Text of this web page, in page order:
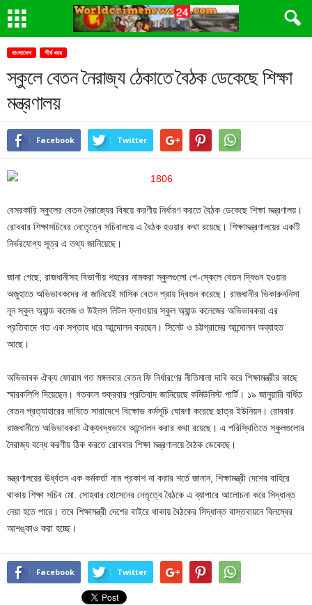
বাংলাদেশ শীর্ষ খবর
স্কুলে বেতন নৈরাজ্য ঠেকাতে বৈঠক ডেকেছে শিক্ষা
মন্ত্রণালয়
Facebook Twitter
বেসরকারি স্কুলের বেতন নৈরাজ্যের বিষয়ে করণীয় নির্ধারণ করতে বৈঠক ডেকেছে শিক্ষা মন্ত্রণালয়।
রোববার শিক্ষাসচিবের নেতেৃত্বে সচিবালয়ে এ বৈঠক হওয়ার কথা রয়েছে। শিক্ষামন্ত্রণালয়ের একটি
নির্ভরযোগ্য সূত্র এ তথ্য জানিয়েছে।
জানা গেছে, রাজধানীসহ বিভাগীয় শহরের নামকরা স্কুলগুলো পে-স্কেলে বেতন দ্বিগুন হওয়ার
অজুহাতে অভিভাবকদের না জানিয়েই মাসিক বেতন প্রায় দ্বিগুন করেছে। রাজধানীর ভিকারুননিসা
নূন স্কুল অ্যান্ড কলেজ ও উইলস লিটল ফ্লাওয়ার স্কুল অ্যান্ড কলেজের অভিভাবকরা এর
প্রতিবাদে গত এক সপ্তাহ ধরে আন্দোলন করছেন। সিলেট ও চট্টগ্রামের আন্দোলন অব্যাহত
আছে।
অভিভাবক ঐক্য ফোরাম গত মঙ্গলবার বেতন ফি নির্ধারণের নীতিমালা দাবি করে শিক্ষামন্ত্রীর কাছে
স্মারকলিপি দিয়েছেন। গতকাল শুক্রবার প্রতিবাদ জানিয়েছে কমিউনিস্ট পার্টি। ১৯ জানুয়ারি বর্ধিত
বেতন প্রত্যাহারের দাবিতে সারাদেশে বিক্ষোভ কর্মসূচি ঘোষণা করেছে ছাত্র ইউনিয়ন। রোববার
রাজধানীতে অভিভাবকরা ঐক্যবদ্ধভাবে আন্দোলন করার কথা রয়েছে। এ পরিস্থিতিতে স্কুলগুলোর
নৈরাজ্য বন্ধে করণীয় ঠিক করতে রোববার শিক্ষা মন্ত্রণালয়ে বৈঠক ডেকেছে।
মন্ত্রণালয়ের ঊর্ধ্বতন এক কর্মকর্তা নাম প্রকাশ না করার শর্তে জানান, শিক্ষামন্ত্রী দেশের বাহিরে
থাকায় শিক্ষা সচিব মো. সোহবার হোসেনের নেতৃত্বে বৈঠকে এ ব্যাপারে আলোচনা করে সিদ্ধান্ত
নেয়া হতে পারে। তবে শিক্ষামন্ত্রী দেশের বাইরে থাকায় বৈঠকের সিদ্ধান্ত বাস্তবায়নে বিলম্বের
আশঙ্কাও করা হচ্ছে।
Facebook Twitter